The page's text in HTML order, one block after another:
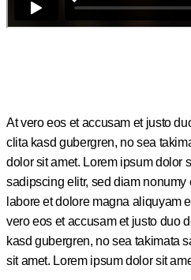
At vero eos et accusam et justo
clita kasd gubergren, no sea
dolor sit amet. Lorem ipsum dolor
sadipscing elitr, sed diam
labore et dolore magna aliquyam
vero eos et accusam et justo duo
kasd gubergren, no sea takimata
sit amet. Lorem ipsum dolor sit